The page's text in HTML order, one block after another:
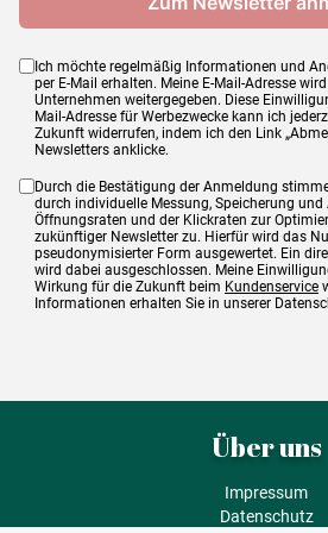
Ich möchte regelmäßig Informationen und
per E-Mail erhalten. Meine E-Mail-Adresse
Unternehmen weitergegeben. Diese
Mail-Adresse für Werbezwecke kann ich
Zukunft widerrufen, indem ich den Link
Newsletters anklicke.
Durch die Bestätigung der Anmeldung
durch individuelle Messung, Speicherung
Öffnungsraten und der Klickraten zur
zukünftiger Newsletter zu. Hierfür wird das
pseudonymisierter Form ausgewertet. Ein
wird dabei ausgeschlossen. Meine
Wirkung für die Zukunft beim Kundenservice
Informationen erhalten Sie in unserer
Über uns
Impressum
Datenschutz